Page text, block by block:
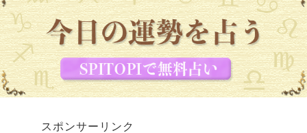
スポンサーリンク